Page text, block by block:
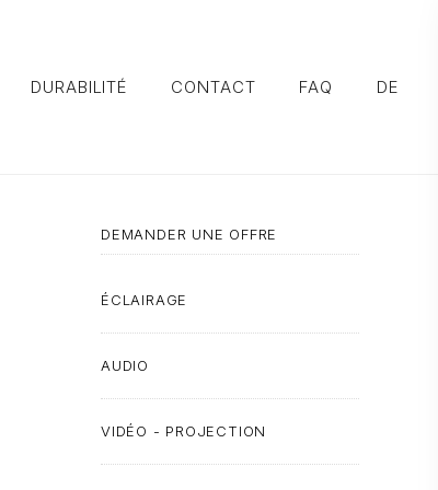
DURABILITÉ CONTACT FAQ DE
DEMANDER UNE OFFRE
ÉCLAIRAGE
AUDIO
VIDÉO - PROJECTION